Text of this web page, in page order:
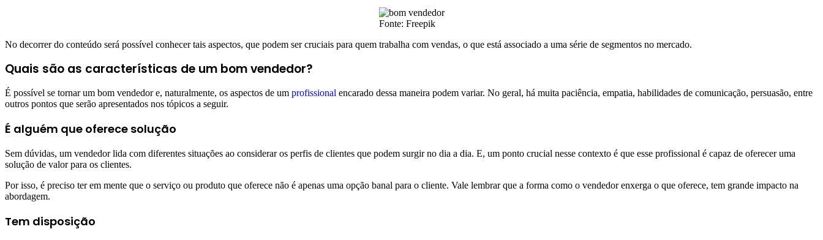
Fonte: Freepik
No decorrer do conteúdo será possível conhecer tais aspectos, que podem ser cruciais para quem trabalha com vendas, o que está associado a uma série de segmentos no mercado.
Quais são as características de um bom vendedor?
É possível se tornar um bom vendedor e, naturalmente, os aspectos de um profissional encarado dessa maneira podem variar. No geral, há muita paciência, empatia, habilidades de comunicação, persuasão, entre
outros pontos que serão apresentados nos tópicos a seguir.
É alguém que oferece solução
Sem dúvidas, um vendedor lida com diferentes situações ao considerar os perfis de clientes que podem surgir no dia a dia. E, um ponto crucial nesse contexto é que esse profissional é capaz de oferecer uma
solução de valor para os clientes.
Por isso, é preciso ter em mente que o serviço ou produto que oferece não é apenas uma opção banal para o cliente. Vale lembrar que a forma como o vendedor enxerga o que oferece, tem grande impacto na
abordagem.
Tem disposição